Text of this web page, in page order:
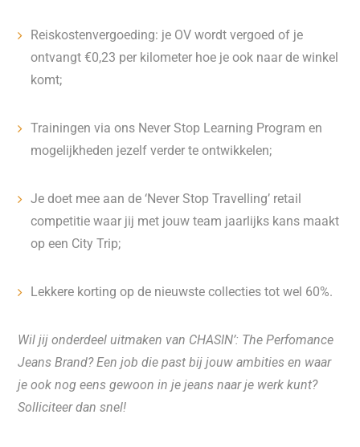
Reiskostenvergoeding: je OV wordt vergoed of je
ontvangt €0,23 per kilometer hoe je ook naar de winkel
komt;
Trainingen via ons Never Stop Learning Program en
mogelijkheden jezelf verder te ontwikkelen;
Je doet mee aan de ‘Never Stop Travelling’ retail
competitie waar jij met jouw team jaarlijks kans maakt
op een City Trip;
Lekkere korting op de nieuwste collecties tot wel 60%.
Wil jij onderdeel uitmaken van CHASIN’: The Perfomance
Jeans Brand? Een job die past bij jouw ambities en waar
je ook nog eens gewoon in je jeans naar je werk kunt?
Solliciteer dan snel!